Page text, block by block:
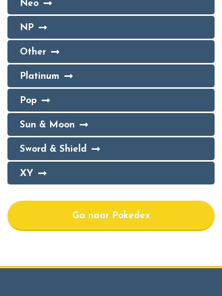
Neo
NP
Other
Platinum
Pop
Sun & Moon
Sword & Shield
XY
Ga naar Pokedex